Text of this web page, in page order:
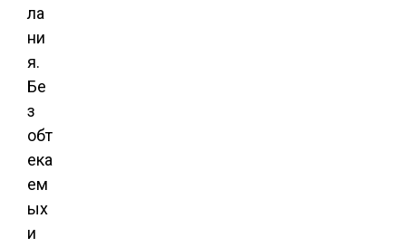
ла
ни
я.
Бе
з
обт
ека
ем
ых
и